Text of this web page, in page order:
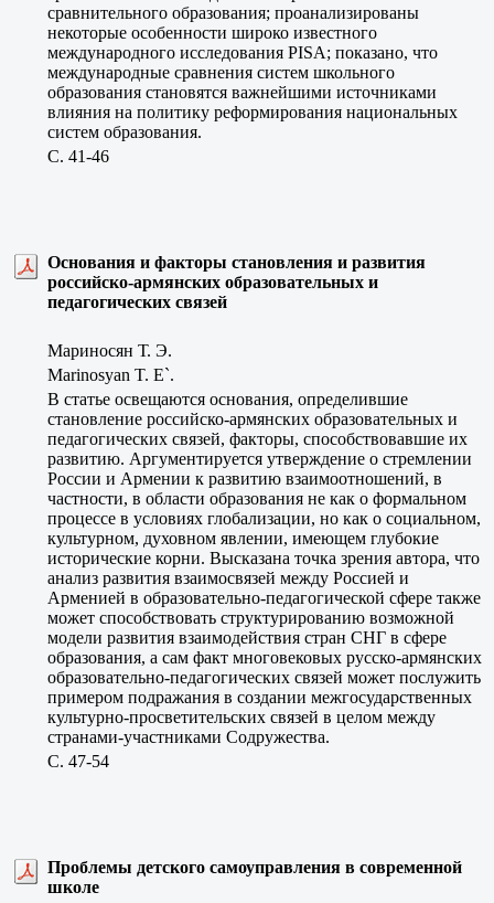
сравнительного образования; проанализированы
некоторые особенности широко известного
международного исследования PISA; показано, что
международные сравнения систем школьного
образования становятся важнейшими источниками
влияния на политику реформирования национальных
систем образования.
C. 41-46
Основания и факторы становления и развития
российско-армянских образовательных и
педагогических связей
Мариносян Т. Э.
Marinosyan T. E`.
В статье освещаются основания, определившие
становление российско-армянских образовательных и
педагогических связей, факторы, способствовавшие их
развитию. Аргументируется утверждение о стремлении
России и Армении к развитию взаимоотношений, в
частности, в области образования не как о формальном
процессе в условиях глобализации, но как о социальном,
культурном, духовном явлении, имеющем глубокие
исторические корни. Высказана точка зрения автора, что
анализ развития взаимосвязей между Россией и
Арменией в образовательно-педагогической сфере также
может способствовать структурированию возможной
модели развития взаимодействия стран СНГ в сфере
образования, а сам факт многовековых русско-армянских
образовательно-педагогических связей может послужить
примером подражания в создании межгосударственных
культурно-просветительских связей в целом между
странами-участниками Содружества.
C. 47-54
Проблемы детского самоуправления в современной
школе